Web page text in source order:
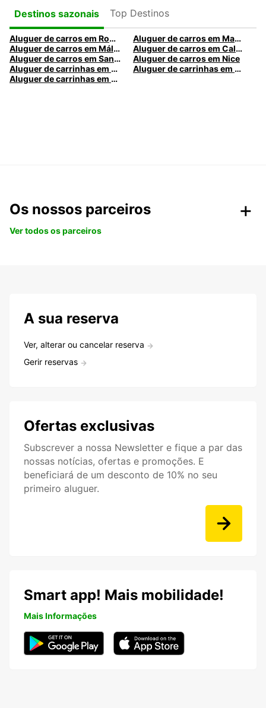
Destinos sazonais
Top Destinos
Aluguer de carros em Roma
Aluguer de carros em Madrid
Aluguer de carros em Málaga
Aluguer de carros em Caldas da Rainha
Aluguer de carros em Santa Maria da Feira
Aluguer de carros em Nice
Aluguer de carrinhas em Nice
Aluguer de carrinhas em Santa Maria da Feira
Aluguer de carrinhas em Caldas da Rainha
Os nossos parceiros
Ver todos os parceiros
A sua reserva
Ver, alterar ou cancelar reserva
Gerir reservas
Ofertas exclusivas
Subscrever a nossa Newsletter e fique a par das
nossas notícias, ofertas e promoções. E
beneficiará de um desconto de 10% no seu
primeiro aluguer.
Smart app! Mais mobilidade!
Mais Informações